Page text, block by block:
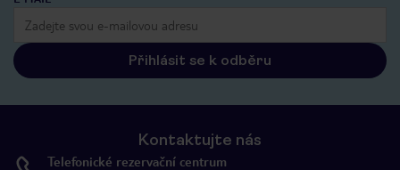
Přihlásit se k odběru
Kontaktujte nás
Telefonické rezervační centrum